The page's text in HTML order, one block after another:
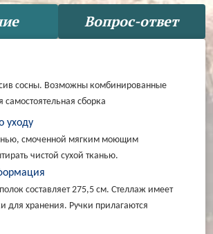
Вопрос-ответ
сосны. Возможны комбинированные
самостоятельная сборка
уходу
смоченной мягким моющим
чистой сухой тканью.
составляет 275,5 см. Стеллаж имеет
для хранения. Ручки прилагаются